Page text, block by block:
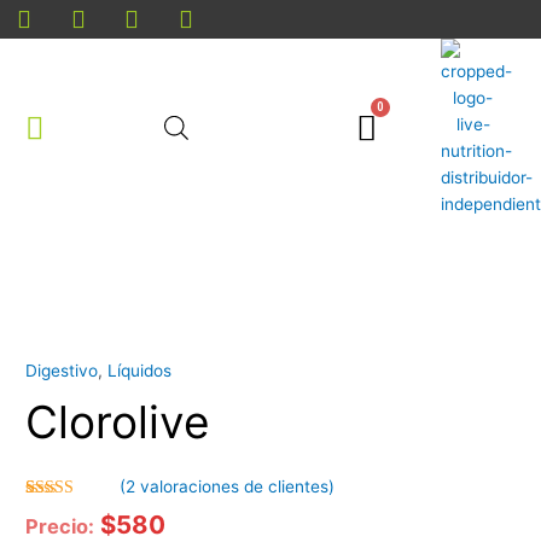
al
Cart
Digestivo, Líquidos
Clorolive
con5.00de
(2valoraciones de clientes)
Precio: $580